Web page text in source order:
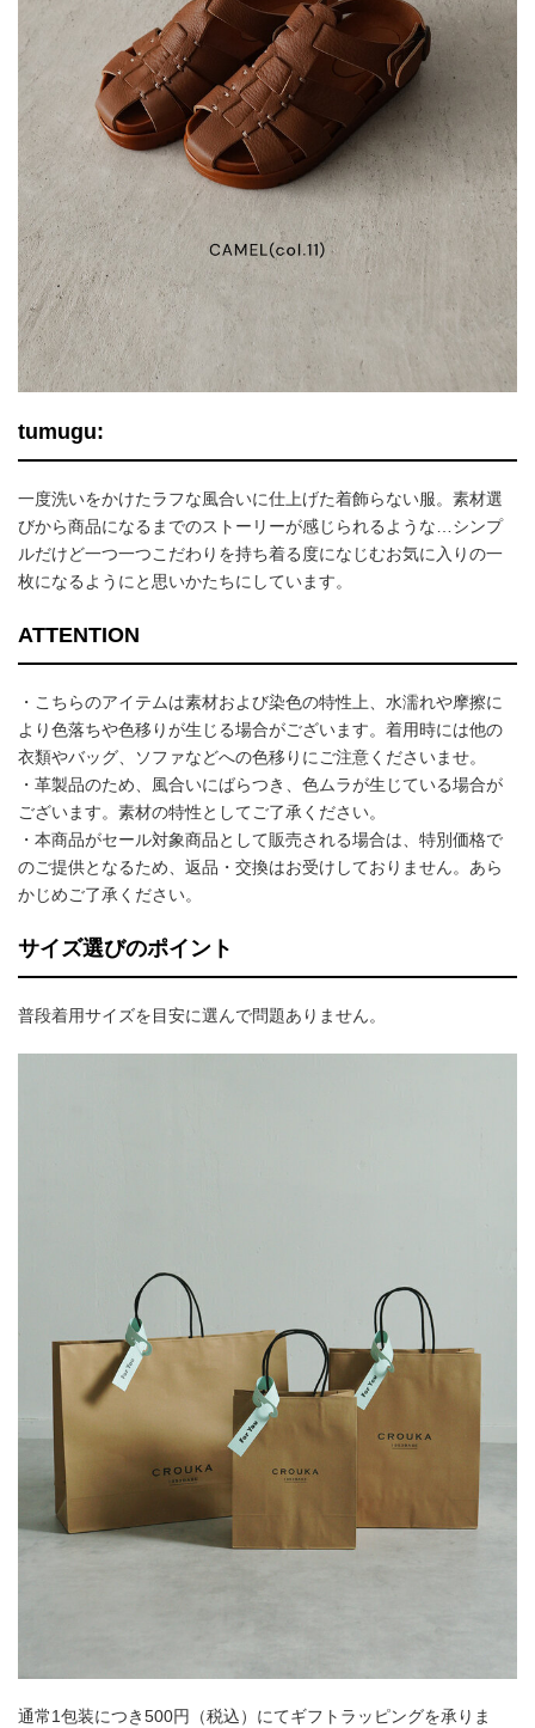
tumugu:
一度洗いをかけたラフな風合いに仕上げた着飾らない服。素材選
びから商品になるまでのストーリーが感じられるような…シンプ
ルだけど一つ一つこだわりを持ち着る度になじむお気に入りの一
枚になるようにと思いかたちにしています。
ATTENTION
・こちらのアイテムは素材および染色の特性上、水濡れや摩擦に
より色落ちや色移りが生じる場合がございます。着用時には他の
衣類やバッグ、ソファなどへの色移りにご注意くださいませ。
・革製品のため、風合いにばらつき、色ムラが生じている場合が
ございます。素材の特性としてご了承ください。
・本商品がセール対象商品として販売される場合は、特別価格で
のご提供となるため、返品・交換はお受けしておりません。あら
かじめご了承ください。
サイズ選びのポイント
普段着用サイズを目安に選んで問題ありません。
通常1包装につき500円（税込）にてギフトラッピングを承りま